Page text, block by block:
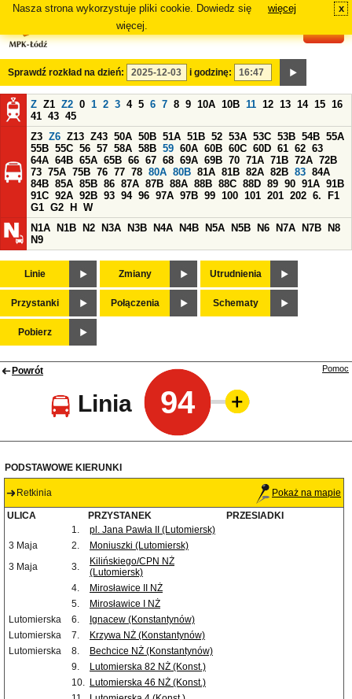
Nasza strona wykorzystuje pliki cookie. Dowiedz się
więcej.
więcej x
Sprawdź rozkład na dzień: i godzinę:
Z Z1 Z2 0 1 2 3 4 5 6 7 8 9 10A 10B 11 12 13 14 15 16
41 43 45
Z3 Z6 Z13 Z43 50A 50B 51A 51B 52 53A 53C 53B 54B 55A
55B 55C 56 57 58A 58B 59 60A 60B 60C 60D 61 62 63
64A 64B 65A 65B 66 67 68 69A 69B 70 71A 71B 72A 72B
73 75A 75B 76 77 78 80A 80B 81A 81B 82A 82B 83 84A
84B 85A 85B 86 87A 87B 88A 88B 88C 88D 89 90 91A 91B
91C 92A 92B 93 94 96 97A 97B 99 100 101 201 202 6.
F1
G1 G2 H
W
N1A
N1B N2 N3A N3B N4A N4B N5A N5B N6 N7A N7B
N8
N9
Linie Zmiany Utrudnienia
Przystanki Połączenia Schematy
Pobierz
Powrót
Linia 94
Pomoc
PODSTAWOWE KIERUNKI
Retkinia Pokaż na mapie
ULICA PRZYSTANEK
PRZESIADKI
1.
pl. Jana Pawła II (Lutomiersk)
3 Maja
2.
Moniuszki (Lutomiersk)
3 Maja
3.
Kilińskiego/CPN NŻ
(Lutomiersk)
4.
Mirosławice II NŻ
5.
Mirosławice I NŻ
Lutomierska
6.
Ignacew (Konstantynów)
Lutomierska
7.
Krzywa NŻ (Konstantynów)
Lutomierska
8.
Bechcice NŻ (Konstantynów)
9.
Lutomierska 82 NŻ (Konst.)
10. Lutomierska 46 NŻ (Konst.)